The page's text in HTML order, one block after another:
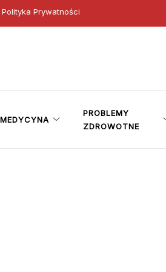
Polityka Prywatności
MEDYCYNA
PROBLEMY
ZDROWOTNE